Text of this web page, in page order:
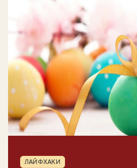
Рубрика
ЛАЙФХАКИ